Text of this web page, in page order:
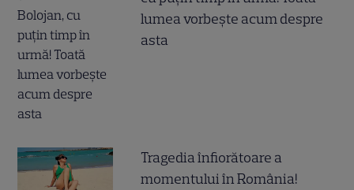
lumea vorbește acum despre
asta
Tragedia înfiorătoare a
momentului în România!